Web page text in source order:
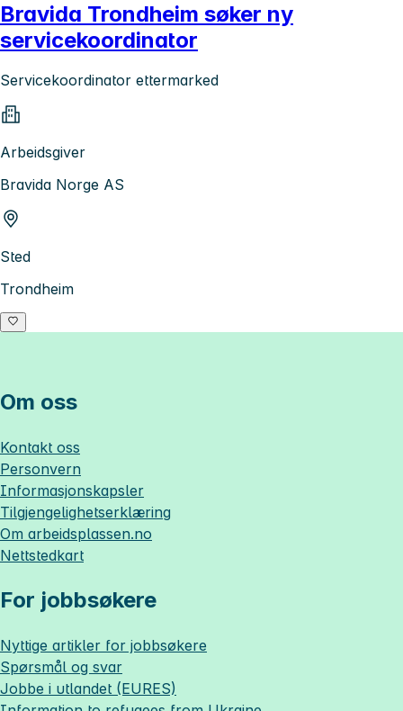
Bravida Trondheim søker ny
servicekoordinator
Servicekoordinator ettermarked
Arbeidsgiver
Bravida Norge AS
Sted
Trondheim
Om oss
Kontakt oss
Personvern
Informasjonskapsler
Tilgjengelighetserklæring
Om arbeidsplassen.no
Nettstedkart
For jobbsøkere
Nyttige artikler for jobbsøkere
Spørsmål og svar
Jobbe i utlandet (EURES)